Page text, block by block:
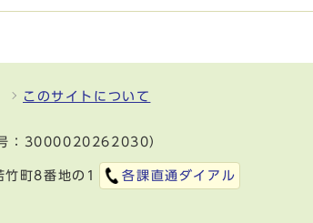
このサイトについて
号：3000020262030）
町8番地の1 各課直通ダイアル